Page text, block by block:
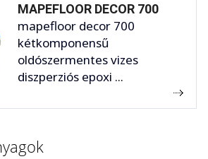
MAPEFLOOR DECOR 700
mapefloor decor 700
kétkomponensű
oldószermentes vizes
diszperziós epoxi ...